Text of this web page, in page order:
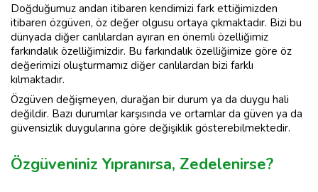
Doğduğumuz andan itibaren kendimizi fark ettiğimizden
itibaren özgüven, öz değer olgusu ortaya çıkmaktadır. Bizi bu
dünyada diğer canlılardan ayıran en önemli özelliğimiz
farkındalık özelliğimizdir. Bu farkındalık özelliğimize göre öz
değerimizi oluşturmamız diğer canlılardan bizi farklı
kılmaktadır.
Özgüven değişmeyen, durağan bir durum ya da duygu hali
değildir. Bazı durumlar karşısında ve ortamlar da güven ya da
güvensizlik duygularına göre değişiklik gösterebilmektedir.
Özgüveniniz Yıpranırsa, Zedelenirse?